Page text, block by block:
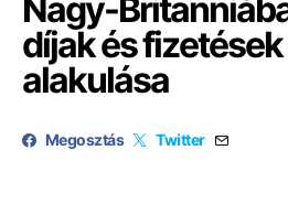
Nagy-
díjak és
alakulása
Megosztás Twitter